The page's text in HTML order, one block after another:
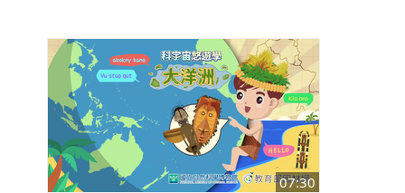
07:30